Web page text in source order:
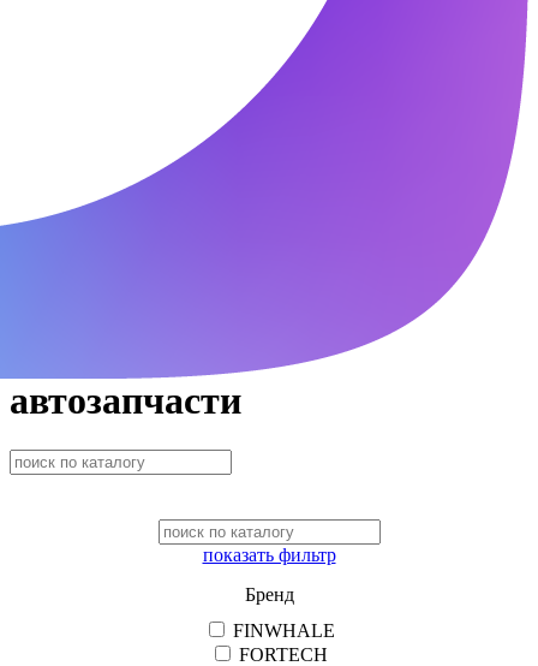
автозапчасти
показать фильтр
Бренд
FINWHALE
FORTECH